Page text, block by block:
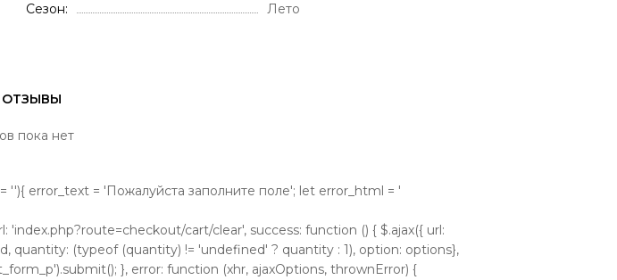
Сезон Лето
ОТЗЫВЫ
пока нет
''){ error_text = 'Пожалуйста заполните поле'; let error_html = '
'index.php?route=checkout/cart/clear', success: function () { $.ajax({ url:
quantity: (typeof (quantity) != 'undefined' ? quantity : 1), option: options},
}, error: function (xhr, ajaxOptions, thrownError) {